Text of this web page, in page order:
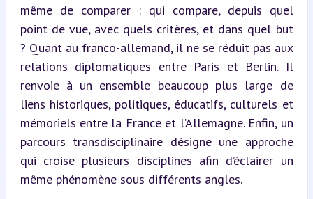
même de comparer : qui compare, depuis quel
point de vue, avec quels critères, et dans quel but
? Quant au franco-allemand, il ne se réduit pas aux
relations diplomatiques entre Paris et Berlin. Il
renvoie à un ensemble beaucoup plus large de
liens historiques, politiques, éducatifs, culturels et
mémoriels entre la France et l’Allemagne. Enfin, un
parcours transdisciplinaire désigne une approche
qui croise plusieurs disciplines afin d’éclairer un
même phénomène sous différents angles.